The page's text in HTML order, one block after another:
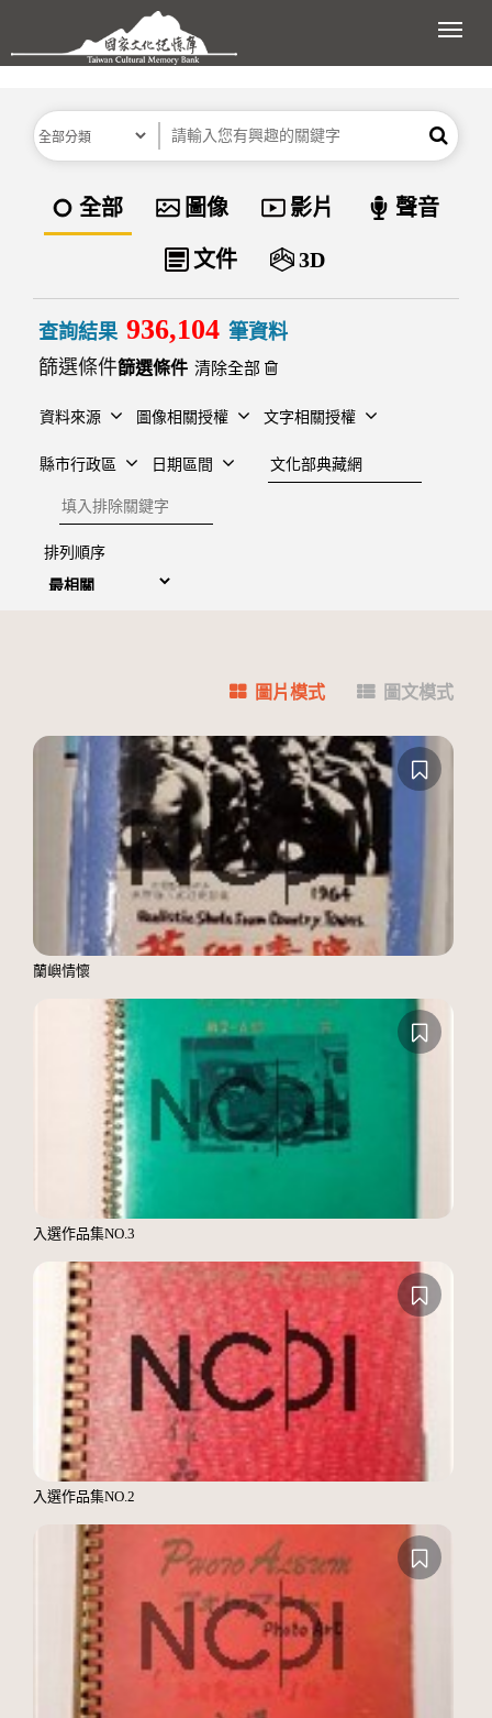
跳到主要內容區塊
展
分類 關鍵字 搜尋
資料類型
全部 圖像 影片 聲音
文件 3D
查詢結果 936,104 筆資料
篩選條件
清除全部
資料來源 圖像相關授權 文字相關授權
縣市行政區 日期區間
建檔單位
排除關鍵字
排列順序
圖片模式 圖文模式
蘭嶼情懷
入選作品集NO.3
入選作品集NO.2